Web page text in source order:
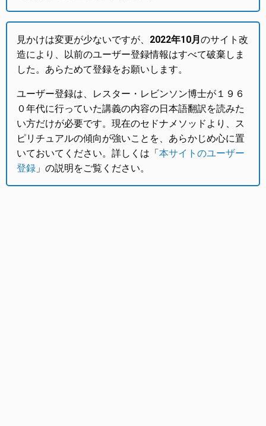
見かけは変更が少ないですが、 2022年10月 のサイト改
造により、以前のユーザー登録情報はすべて破棄しま
した。あらためて登録をお願いします。
ユーザー登録は、レスター・レビンソン博士が１９６
０年代に行っていた講義の内容の日本語翻訳を読みた
い方だけが必要です。現在のセドナメソッドより、ス
ピリチュアルの傾向が強いことを、あらかじめ心に置
いておいてください。詳しくは「本サイトのユーザー
登録 」の説明をご覧ください。